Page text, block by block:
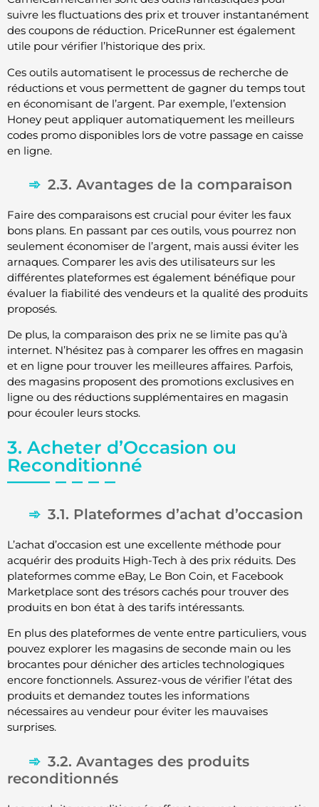
suivre les fluctuations des prix et trouver instantanément
des coupons de réduction. PriceRunner est également
utile pour vérifier l’historique des prix.
Ces outils automatisent le processus de recherche de
réductions et vous permettent de gagner du temps tout
en économisant de l’argent. Par exemple, l’extension
Honey peut appliquer automatiquement les meilleurs
codes promo disponibles lors de votre passage en caisse
en ligne.
2.3. Avantages de la comparaison
Faire des comparaisons est crucial pour éviter les faux
bons plans. En passant par ces outils, vous pourrez non
seulement économiser de l’argent, mais aussi éviter les
arnaques. Comparer les avis des utilisateurs sur les
différentes plateformes est également bénéfique pour
évaluer la fiabilité des vendeurs et la qualité des produits
proposés.
De plus, la comparaison des prix ne se limite pas qu’à
internet. N’hésitez pas à comparer les offres en magasin
et en ligne pour trouver les meilleures affaires. Parfois,
des magasins proposent des promotions exclusives en
ligne ou des réductions supplémentaires en magasin
pour écouler leurs stocks.
3. Acheter d’Occasion ou
Reconditionné
3.1. Plateformes d’achat d’occasion
L’achat d’occasion est une excellente méthode pour
acquérir des produits High-Tech à des prix réduits. Des
plateformes comme eBay, Le Bon Coin, et Facebook
Marketplace sont des trésors cachés pour trouver des
produits en bon état à des tarifs intéressants.
En plus des plateformes de vente entre particuliers, vous
pouvez explorer les magasins de seconde main ou les
brocantes pour dénicher des articles technologiques
encore fonctionnels. Assurez-vous de vérifier l’état des
produits et demandez toutes les informations
nécessaires au vendeur pour éviter les mauvaises
surprises.
3.2. Avantages des produits
reconditionnés